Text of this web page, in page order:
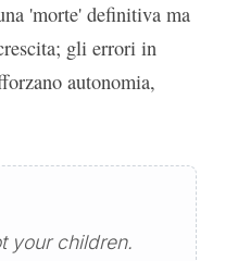
'morte' definitiva ma
gli errori in
autonomia,
your children.